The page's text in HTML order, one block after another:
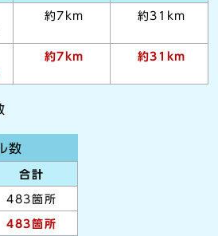
約7km 約31km
約7km 約31km
数
合計
483箇所
483箇所